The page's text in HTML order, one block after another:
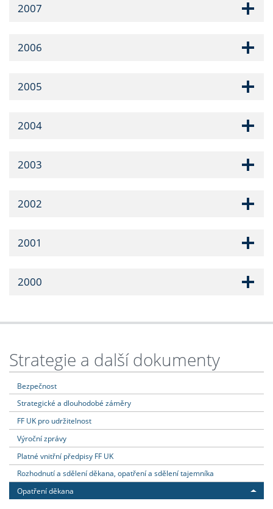
2007
2006
2005
2004
2003
2002
2001
2000
Strategie a další dokumenty
Bezpečnost
Strategické a dlouhodobé záměry
FF UK pro udržitelnost
Výroční zprávy
Platné vnitřní předpisy FF UK
Rozhodnutí a sdělení děkana, opatření a sdělení tajemníka
Opatření děkana